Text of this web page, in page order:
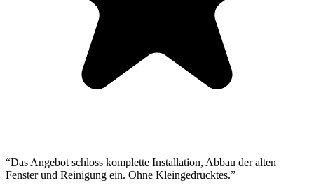
“Das Angebot schloss komplette Installation, Abbau der alten
Fenster und Reinigung ein. Ohne Kleingedrucktes.”